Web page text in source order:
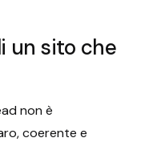
un sito che
non è
coerente e